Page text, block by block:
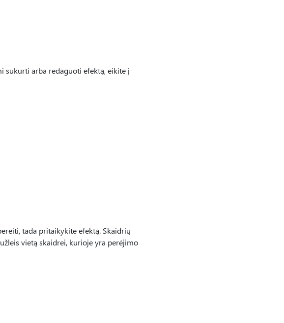
sukurti arba redaguoti efektą, eikite į
tada pritaikykite efektą. Skaidrių
vietą skaidrei, kurioje yra perėjimo